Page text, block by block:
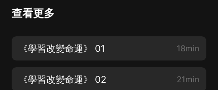
查看更多
《學習改變命運》 01 18min
《學習改變命運》 02 21min